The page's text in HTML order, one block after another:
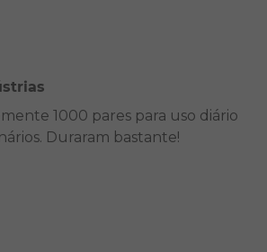
1000 pares para uso diário
Duraram bastante!